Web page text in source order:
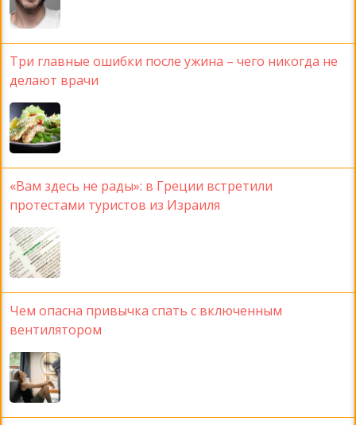
Три главные ошибки после ужина – чего никогда не
делают врачи
«Вам здесь не рады»: в Греции встретили
протестами туристов из Израиля
Чем опасна привычка спать с включенным
вентилятором